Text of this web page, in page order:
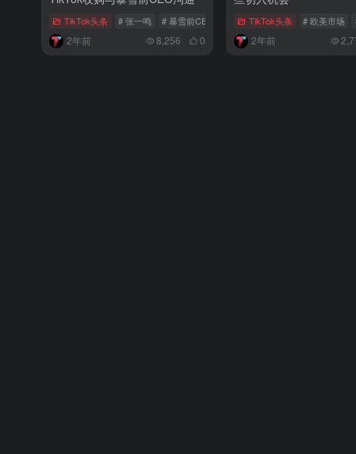
TikTok头条 # 张一鸣 # 暴雪前CEO # TikTok收购计划
2年前 8,256 0
TikTok头条 # 欧美市场
2年前